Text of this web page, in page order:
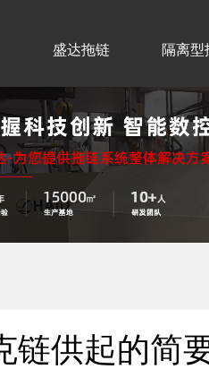
盛达拖链 隔离型
链供起的简